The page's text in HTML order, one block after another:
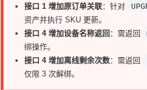
接口 1 增加原订单关联：针对
资产并执行 SKU 更新。
接口 4 增加设备名称返回 ：需返回
绑操作。
接口 4 增加离线剩余次数：需返回
仅限 3 次解绑。